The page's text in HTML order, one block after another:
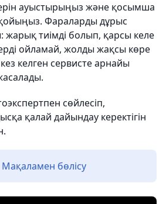
ауыстырыңыз және қосымша
Фараларды дұрыс
жарық тиімді болып, қарсы келе
ойламай, жолды жақсы көре
келген сервисте арнайы
сөйлесіп,
қалай дайындау керектігін
Мақаламен бөлісу